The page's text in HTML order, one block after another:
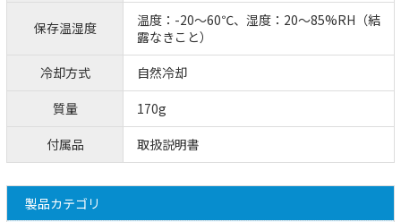
保存温湿度
温度：-20～60℃、湿度：20～85%RH（結
露なきこと）
冷却方式
自然冷却
質量
170g
付属品
取扱説明書
製品カテゴリ